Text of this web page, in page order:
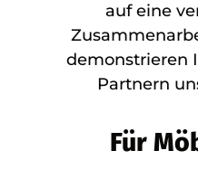
auf eine
demonstrieren
Partnern
Für